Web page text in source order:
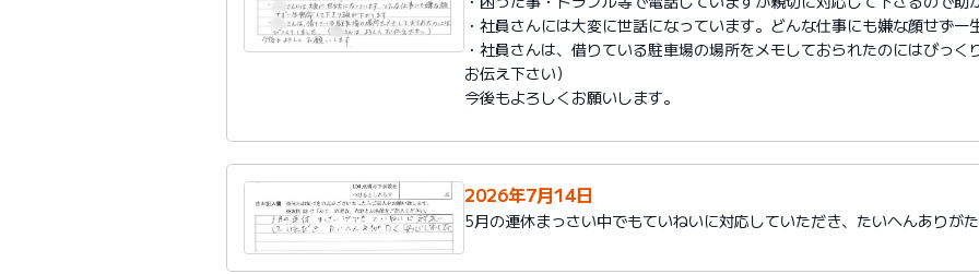
・社員さんには大変に世話になっています。どんな仕事にも嫌な顔せず
・社員さんは、借りている駐車場の場所をメモしておられたのにはびっく
お伝え下さい）
今後もよろしくお願いします。
2026年7月14日
5月の連休まっさい中でもていねいに対応していただき、たいへんありが